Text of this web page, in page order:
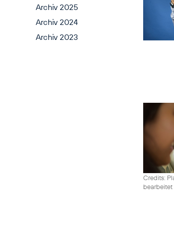
Archiv 2025
Archiv 2024
Archiv 2023
Credits:
bearbeitet